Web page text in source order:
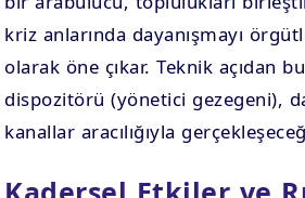
kriz anlarında dayanışmayı
olarak öne çıkar. Teknik açıdan
dispozitörü (yönetici gezegeni),
kanallar aracılığıyla